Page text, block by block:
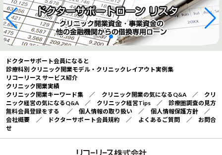
ドクターサポート会員になると
診療科別 クリニック開業モデル・クリニックレイアウト実例集
リコーリース サービス紹介
クリニック開業実績
クリニック開業キーワード集 ／ クリニック開業の気になるQ&A／ クリ
ニック経営の気になるQ&A／ クリニック経営Tips／ 診療圏調査の見方
無料会員登録をする
／ 個人情報の取り扱い ／ 個人情報保護方針 ／
会社概要 ／ ドクターサポート会員規約 ／ よくあるご質問 ／ お問合
せ